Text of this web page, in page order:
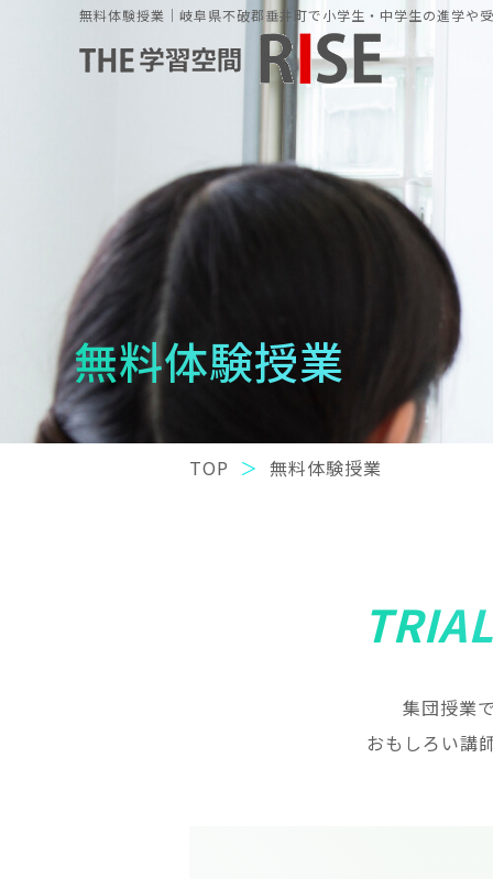
無料体験授業｜岐阜県不破郡垂井町で小学生・中学生の進学や
無料体験授業
TOP 無料体験授業
集団授業
おもしろい講